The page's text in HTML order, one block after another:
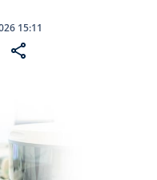
15:11